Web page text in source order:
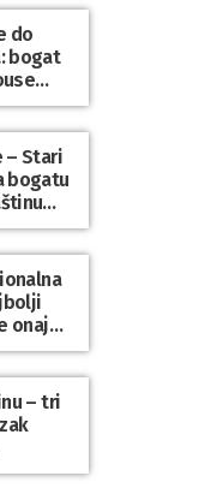
do
bogat
u
– Stari
bogatu
onaj
– tri